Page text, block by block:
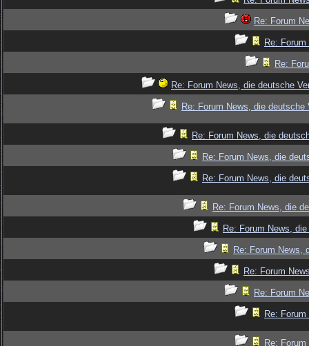
Re: Forum
Re:
Re:
Re: Forum News, die deutsche
Re: Forum News, die deutsche
Re: Forum News, die
Re: Forum News, die
Re: Forum News, die
Re: Forum News, die
Re: Forum News,
Re: Forum News,
Re: Forum
Re: Forum
Re:
Re: